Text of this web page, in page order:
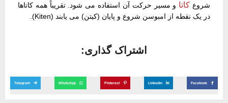
شروع کاتا و مسیر حرکت آن استفاده می شود. تقریباً همه کاتاها
در یک نقطه از امبوسن شروع و پایان (کیتن) می یابند (Kiten).
اشتراک گذاری:
Facebook
Linkedin
Pinterest
WhatsApp
Telegram